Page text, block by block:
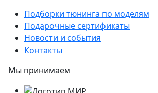
Подборки тюнинга по моделям
Подарочные сертификаты
Новости и события
Контакты
Мы принимаем